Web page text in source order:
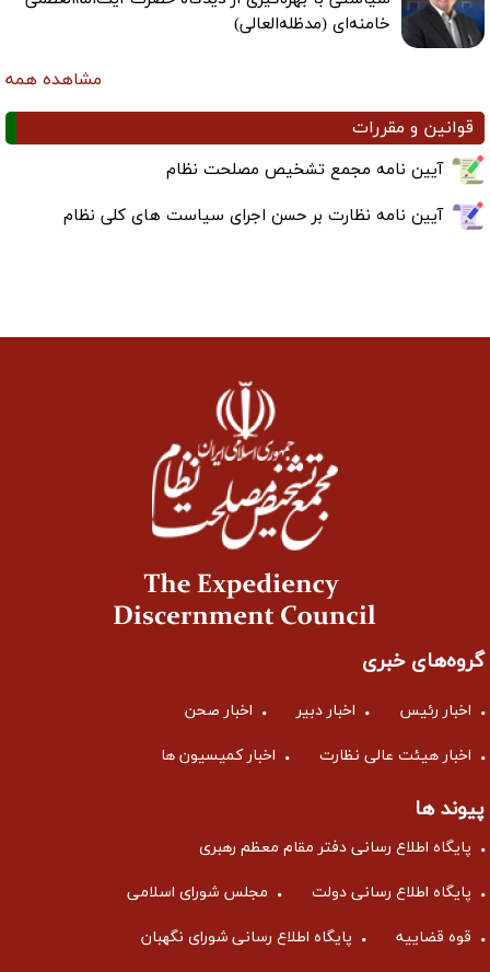
خامنه‌ای (مدظله‌العالی)
مشاهده همه
قوانین و مقررات
آیین نامه مجمع تشخیص مصلحت نظام
آیین نامه نظارت بر حسن اجرای سیاست های کلی نظام
گروه‌های خبری
اخبار رئیس اخبار دبیر اخبار صحن
اخبار هیئت عالی نظارت اخبار کمیسیون ها
پیوند ها
پایگاه اطلاع رسانی دفتر مقام معظم رهبری
پایگاه اطلاع رسانی دولت مجلس شورای اسلامی
قوه قضاییه پایگاه اطلاع رسانی شورای نگهبان